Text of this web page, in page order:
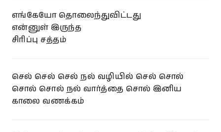
எங்கேயோ தொலைந்துவிட்டது
என்னுள் இருந்த
சிரிப்பு சத்தம்
செல் செல் செல் நல் வழியில் செல் சொல்
சொல் சொல் நல் வார்த்தை சொல் இனிய
காலை வணக்கம்